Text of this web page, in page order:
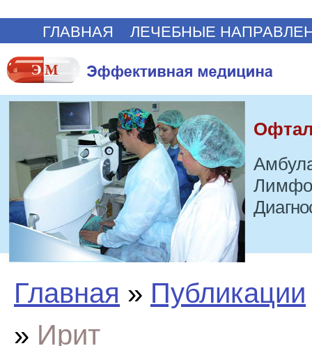
ГЛАВНАЯ ЛЕЧЕБНЫЕ
Главная » Публикации
» Ирит